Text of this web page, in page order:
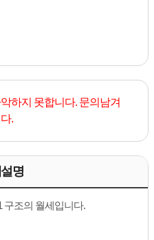
하지 못합니다. 문의남겨
.
명
구조의 월세입니다.